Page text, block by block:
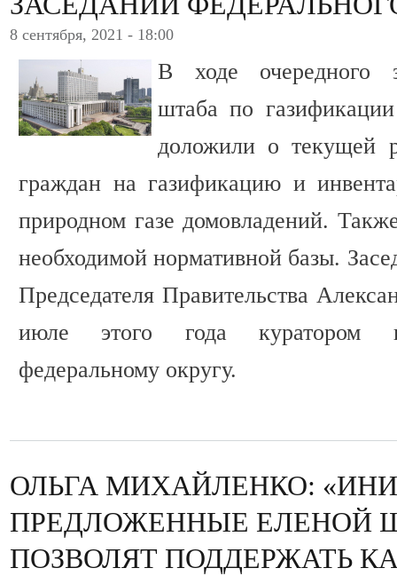
8 сентября, 2021 - 18:00
В ходе очередного
штаба по газификации
доложили о текущей
граждан на газификацию и
природном газе домовладений.
необходимой нормативной базы.
Председателя Правительства
июле этого года куратором
федеральному округу.
ОЛЬГА МИХАЙЛЕНКО:
ПРЕДЛОЖЕННЫЕ ЕЛЕНОЙ
ПОЗВОЛЯТ ПОДДЕРЖАТЬ